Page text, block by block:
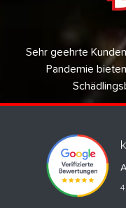
Sehr geehrte
Pandemie